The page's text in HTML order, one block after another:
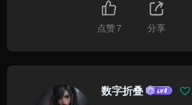
点赞7 分享
数字折叠